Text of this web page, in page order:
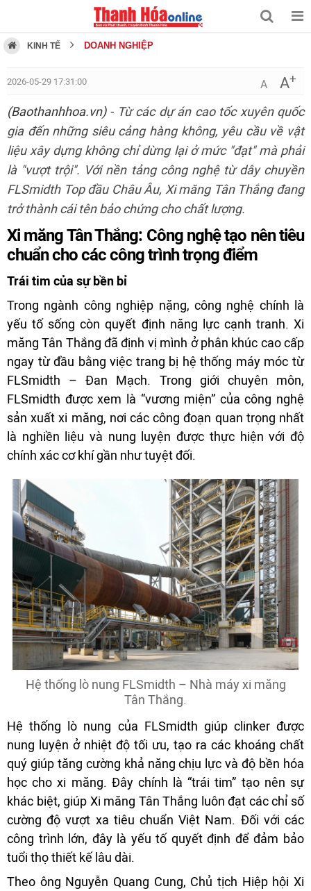
KINH TẾ DOANH NGHIỆP
2026-05-29 17:31:00 A A+
(Baothanhhoa.vn)- Từ các dự án cao tốc xuyên quốc
gia đến những siêu cảng hàng không, yêu cầu về vật
liệu xây dựng không chỉ dừng lại ở mức "đạt" mà phải
là "vượt trội". Với nền tảng công nghệ từ dây chuyền
FLSmidth Top đầu Châu Âu, Xi măng Tân Thắng đang
trở thành cái tên bảo chứng cho chất lượng.
Xi măng Tân Thắng: Công nghệ tạo nên tiêu
chuẩn cho các công trình trọng điểm
Trái tim của sự bền bỉ
Trong ngành công nghiệp nặng, công nghệ chính là
yếu tố sống còn quyết định năng lực cạnh tranh. Xi
măng Tân Thắng đã định vị mình ở phân khúc cao cấp
ngay từ đầu bằng việc trang bị hệ thống máy móc từ
FLSmidth – Đan Mạch. Trong giới chuyên môn,
FLSmidth được xem là “vương miện” của công nghệ
sản xuất xi măng, nơi các công đoạn quan trọng nhất
là nghiền liệu và nung luyện được thực hiện với độ
chính xác cơ khí gần như tuyệt đối.
Hệ thống lò nung FLSmidth – Nhà máy xi măng
Tân Thắng.
Hệ thống lò nung của FLSmidth giúp clinker được
nung luyện ở nhiệt độ tối ưu, tạo ra các khoáng chất
quý giúp tăng cường khả năng chịu lực và độ bền hóa
học cho xi măng. Đây chính là “trái tim” tạo nên sự
khác biệt, giúp Xi măng Tân Thắng luôn đạt các chỉ số
cường độ vượt xa tiêu chuẩn Việt Nam. Đối với các
công trình lớn, đây là yếu tố quyết định để đảm bảo
tuổi thọ thiết kế lâu dài.
Theo ông Nguyễn Quang Cung, Chủ tịch Hiệp hội Xi